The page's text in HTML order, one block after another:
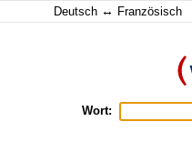
Deutsch ↔ Französisch
Wort: